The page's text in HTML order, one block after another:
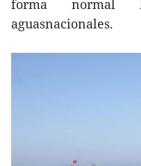
forma
aguasnacionales.